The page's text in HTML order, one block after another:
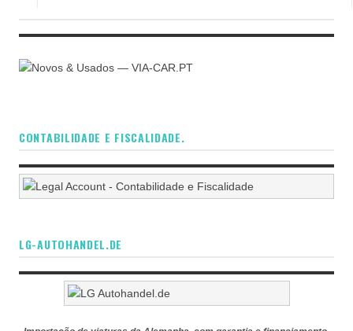
CONTABILIDADE E FISCALIDADE.
LG-AUTOHANDEL.DE